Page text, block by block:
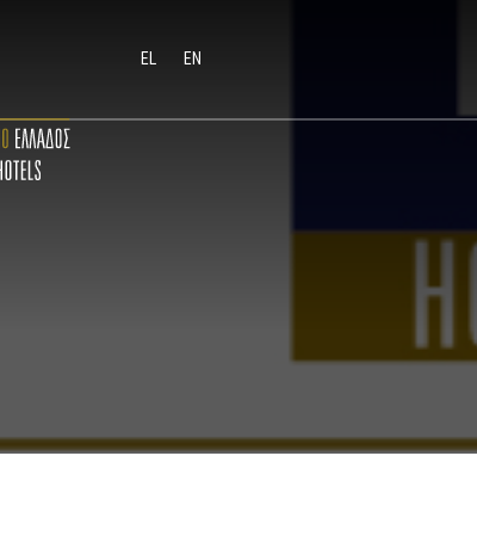
EL EN